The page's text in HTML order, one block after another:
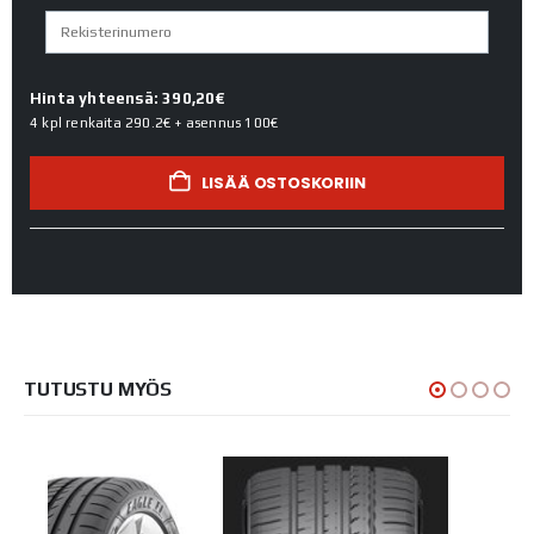
Hinta yhteensä: 390,20€
4 kpl renkaita 290.2€ + asennus 100€
LISÄÄ OSTOSKORIIN
TUTUSTU MYÖS